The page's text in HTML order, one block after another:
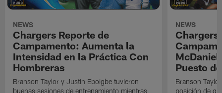
NEWS
Chargers Reporte de
Campamento: Aumenta la
Intensidad en la Práctica Con
Hombreras
Branson Taylor y Justin Eboigbe tuvieron
buenas sesiones de entrenamiento mientras
NEWS
Chargers
Puesto
Branson
posición de